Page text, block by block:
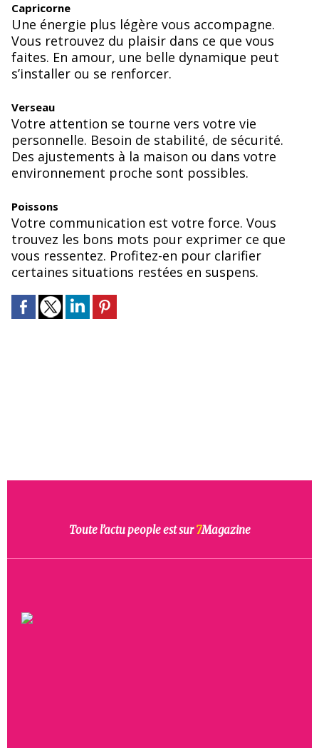
Capricorne
Une énergie plus légère vous accompagne.
Vous retrouvez du plaisir dans ce que vous
faites. En amour, une belle dynamique peut
s’installer ou se renforcer.
Verseau
Votre attention se tourne vers votre vie
personnelle. Besoin de stabilité, de sécurité.
Des ajustements à la maison ou dans votre
environnement proche sont possibles.
Poissons
Votre communication est votre force. Vous
trouvez les bons mots pour exprimer ce que
vous ressentez. Profitez-en pour clarifier
certaines situations restées en suspens.
Toute l’actu people est sur7Magazine